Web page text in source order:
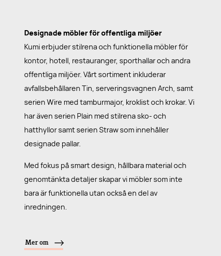
Designade möbler för offentliga miljöer
Kumi erbjuder stilrena och funktionella möbler för
kontor, hotell, restauranger, sporthallar och andra
offentliga miljöer. Vårt sortiment inkluderar
avfallsbehållaren Tin, serveringsvagnen Arch, samt
serien Wire med tamburmajor, kroklist och krokar. Vi
har även serien Plain med stilrena sko- och
hatthyllor samt serien Straw som innehåller
designade pallar.
Med fokus på smart design, hållbara material och
genomtänkta detaljer skapar vi möbler som inte
bara är funktionella utan också en del av
inredningen.
Mer om